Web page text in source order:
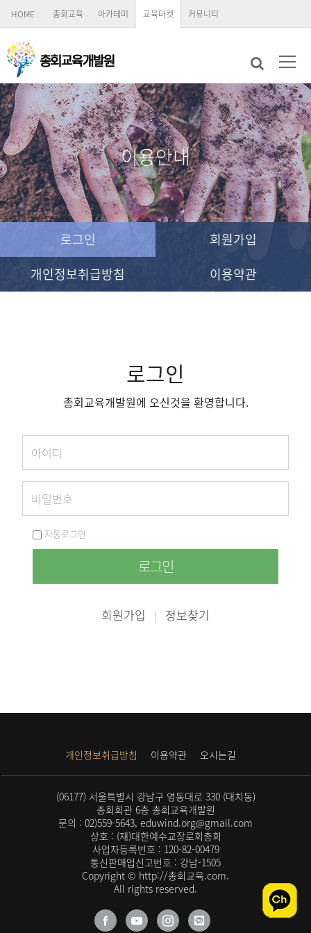
HOME 총회교육 아카데미 교육마켓 커뮤니티
이용안내
로그인
회원가입
개인정보취급방침
이용약관
로그인
총회교육개발원에 오신것을 환영합니다.
자동로그인
로그인
회원가입 | 정보찾기
개인정보취급방침 이용약관 오시는길
(06177) 서울특별시 강남구 영동대로 330 (대치동)
총회회관 6층 총회교육개발원
문의 : 02)559-5643, eduwind.org@gmail.com
상호 : (재)대한예수교장로회총회
사업자등록번호 : 120-82-00479
통신판매업신고번호 : 강남-1505
Copyright © http://총회교육.com.
All rights reserved.